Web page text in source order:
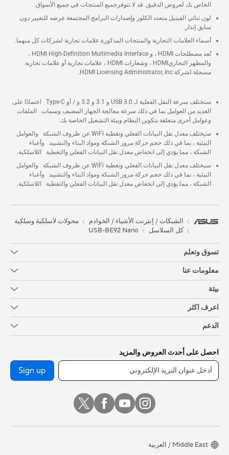
الخاص بك لعروض الدقيق. قد لا تتوفرجميع المنتجات في جميع الأسواق.
لون ثنائي الفينيل متعدد الكلور وإصدارات البرامج المجتمعة عرضه للتغيير دون
سابق إنذار.
أسماء العلامات التجارية والمنتجات المذكورة علامات تجارية لشركات كل منهما.
تُعد مصطلحات HDMI ، و HDMI High-Definition Multimedia Interface ،
والمظهر التجاريHDMI ، وشعارات HDMI ، علامات تجارية أو علامات تجارية
مسجلة لشركة HDMI Licensing Administrator, Inc.
ستختلف سرعة النقل الفعلية لـ USB 3.0 و 3.1 و 3.2 و / أو Type-C اعتمادًا على
العديد من العوامل بما في ذلك سرعة معالجة الجهاز المضيف وسمات الملفات
وعوامل أخرى متعلقة بتكوين النظام وبيئة التشغيل الخاصة بك.
سيختلف معدل نقل البيانات الفعلي وتغطية WiFi عن ظروف الشبكة والعوامل
البيئية ، بما في ذلك حجم حركة مرور الشبكة ومواد البناء والتشييد وأعباء
الشبكة ، مما يؤدي إلى انخفاض معدل نقل البيانات الفعلي والتغطية اللاسلكية.
سيختلف معدل نقل البيانات الفعلي وتغطية WiFi عن ظروف الشبكة والعوامل
البيئية ، بما في ذلك حجم حركة مرور الشبكة ومواد البناء والتشييد وأعباء
الشبكة ، مما يؤدي إلى انخفاض معدل نقل البيانات الفعلي والتغطية اللاسلكية.
الشبكات / إنترنت الأشياء / الخوادم
محولات لاسلكية وسلكية
كل السلاسل
USB-BE92 Nano
تسوق وتعلم
معلومات عنا
بيئة
اعرف اكثر
الدعم
احصل على أحدث العروض والمزيد
Sign up
Middle East / العربية